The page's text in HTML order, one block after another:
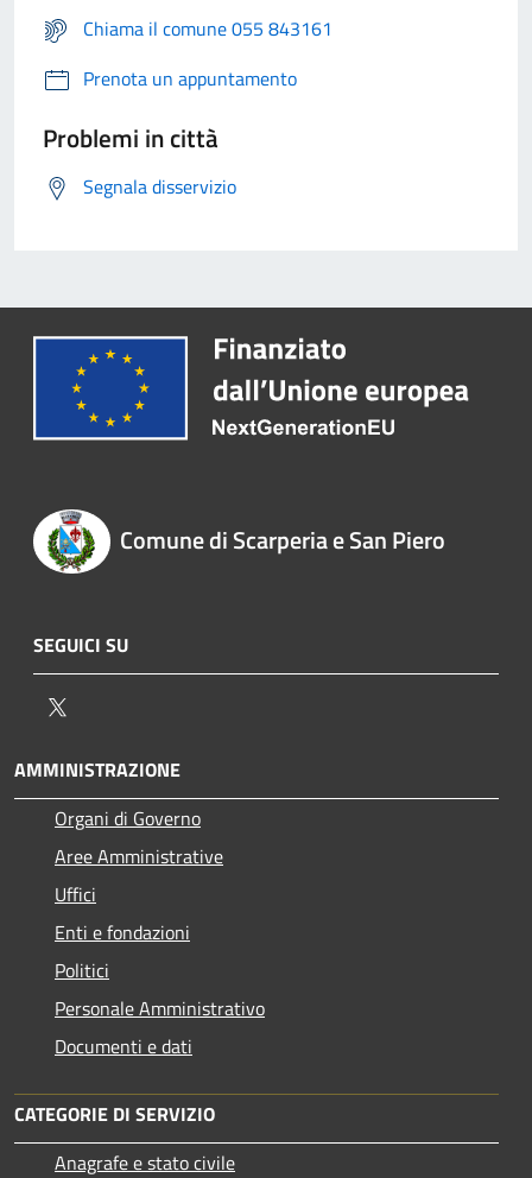
Chiama il comune 055 843161
Prenota un appuntamento
Problemi in città
Segnala disservizio
Comune di Scarperia e San Piero
SEGUICI SU
AMMINISTRAZIONE
Organi di Governo
Aree Amministrative
Uffici
Enti e fondazioni
Politici
Personale Amministrativo
Documenti e dati
CATEGORIE DI SERVIZIO
Anagrafe e stato civile